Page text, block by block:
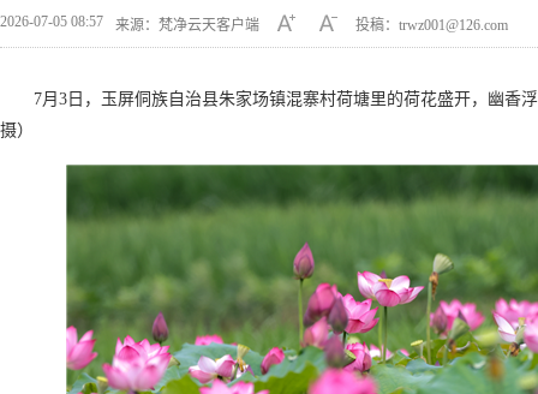
2026-07-05 08:57 来源：梵净云天客户端 投稿：trwz001@126.com
7月3日，玉屏侗族自治县朱家场镇混寨村荷塘里的荷花盛开，幽香
摄）